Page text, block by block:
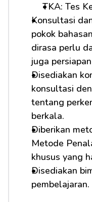
TKA: Tes
Konsultasi
pokok
dirasa perlu
juga
Disediakan
konsultasi
tentang
berkala.
Diberikan
Metode
khusus yang
Disediakan
pembelajaran.